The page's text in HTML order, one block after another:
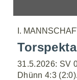
I.
31.5.2026: SV
Dhünn 4:3 (2:0).